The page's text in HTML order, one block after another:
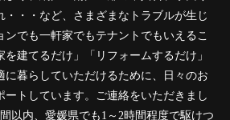
・・・など、さまざまなトラブルが生じ
ンでも一軒家でもテナントでもいえるこ
建てるだけ」「リフォームするだけ」
に暮らしていただけるために、日々のお
ートしています。ご連絡をいただきまし
以内、愛媛県でも1～2時間程度で駆けつ